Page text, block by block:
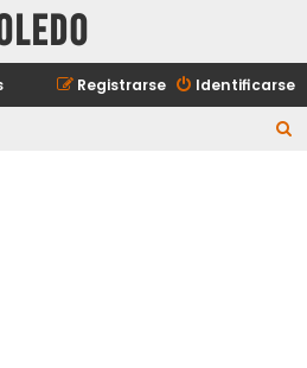
Identificarse
Registrarse